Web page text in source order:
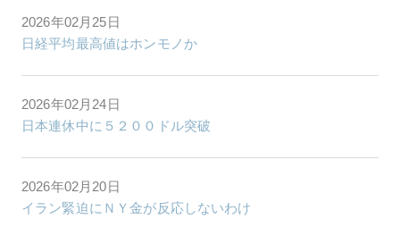
2026年02月25日
日経平均最高値はホンモノか
2026年02月24日
日本連休中に５２００ドル突破
2026年02月20日
イラン緊迫にＮＹ金が反応しないわけ